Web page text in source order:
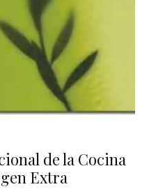
de la Cocina
Extra